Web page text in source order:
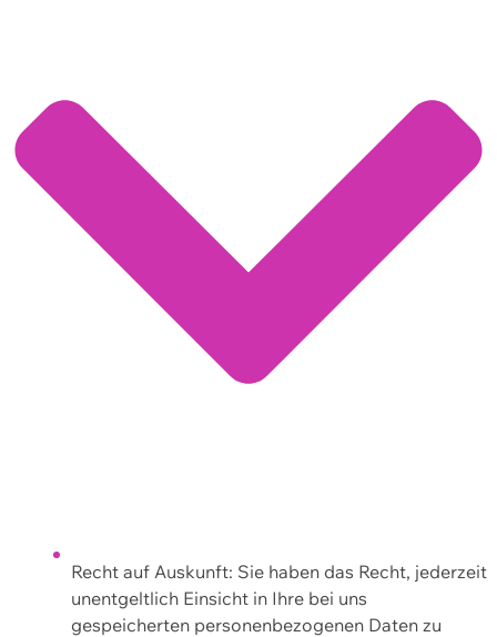
Recht auf Auskunft: Sie haben das Recht, jederzeit
unentgeltlich Einsicht in Ihre bei uns
gespeicherten personenbezogenen Daten zu